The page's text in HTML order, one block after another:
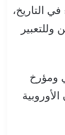
التاريخ،
ومؤرخ